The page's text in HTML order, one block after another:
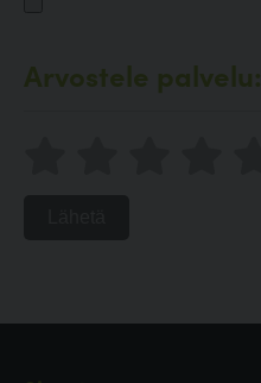
Arvostele palvelu: